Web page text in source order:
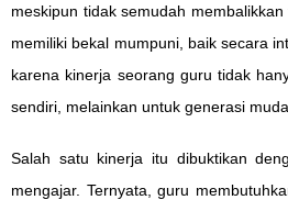
meskipun tidak semudah
memiliki bekal mumpuni, baik secara
karena kinerja seorang guru tidak
sendiri, melainkan untuk generasi
Salah satu kinerja itu dibuktikan
mengajar. Ternyata, guru